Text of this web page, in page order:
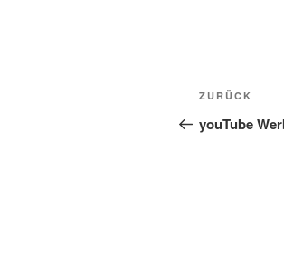
Vorheriger
Beitrag
ZURÜCK
youTube